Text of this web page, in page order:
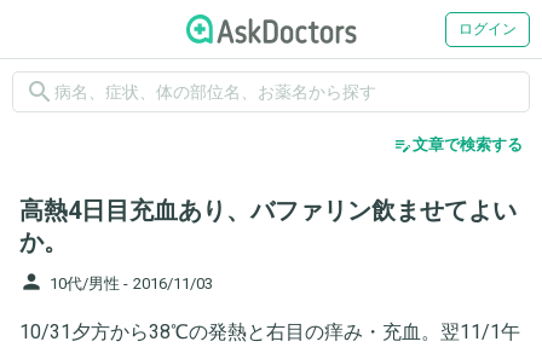
ログイン
search
edit_note文章で検索する
高熱4日目充血あり、バファリン飲ませてよい
か。
person 10代/男性 - 2016/11/03
10/31夕方から38℃の発熱と右目の痒み・充血。翌11/1午